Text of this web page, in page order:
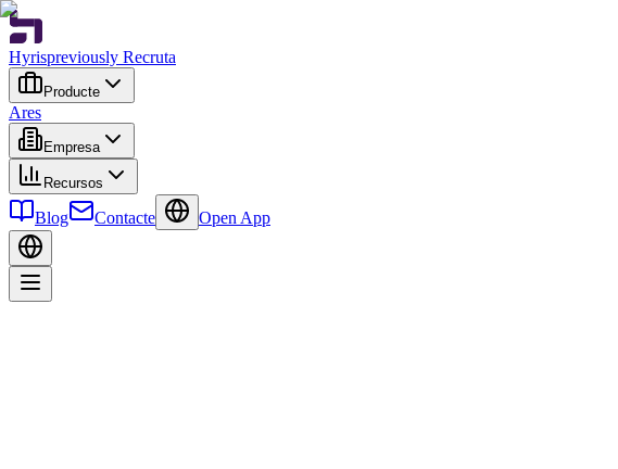
Hyrispreviously Recruta
Producte
Ares
Empresa
Recursos
Blog Contacte Open App